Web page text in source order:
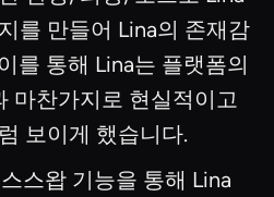
를 만들어 Lina의 존재감
를 통해 Lina는 플랫폼의
마찬가지로 현실적이고
보이게 했습니다.
스왑 기능을 통해 Lina